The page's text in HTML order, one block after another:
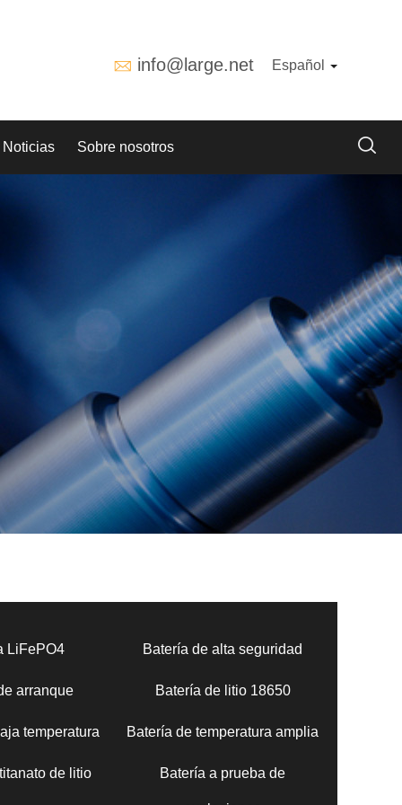
info@large.net Español
Noticias Sobre nosotros
LiFePO4 Batería de alta seguridad
arranque Batería de litio 18650
temperatura Batería de temperatura amplia
de litio Batería a prueba de